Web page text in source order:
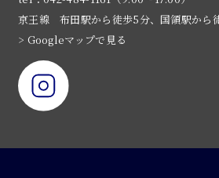
京王線 布田駅から徒歩5分、国領駅から
> Googleマップで見る